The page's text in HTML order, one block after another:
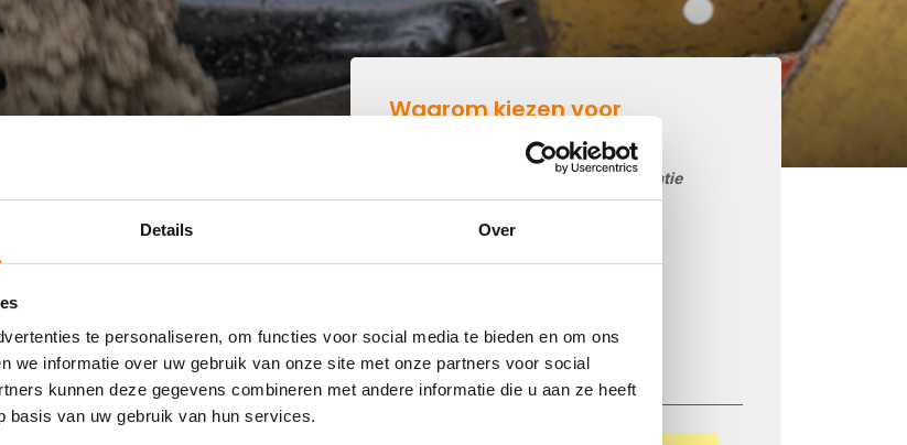
Details Over
te personaliseren, om functies voor social media te bieden en om ons
we informatie over uw gebruik van onze site met onze partners voor social
kunnen deze gegevens combineren met andere informatie die u aan ze heeft
basis van uw gebruik van hun services.
beton kan storten in Garderen? Dan
in heel Nederland voor een voordelige
eenofferteaan. Vul je postcode, het
een betonpomp en je e-mailadres in en
Garderen. Aansluitend kun je middels de
is al mogelijk in 3 werkdagen. Weet je
Waarom kiezen voor
Betonmortel.net
Goedkoop beton storten op locatie
Regelmatig nieuwe prijzen